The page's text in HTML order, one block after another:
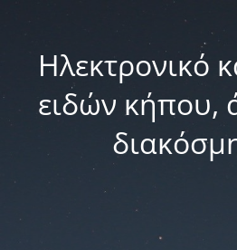
Ηλεκτρονικό
ειδών κήπου,